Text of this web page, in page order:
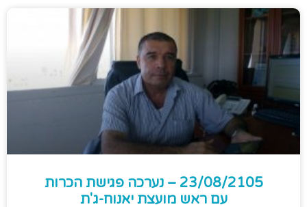
23/08/2105 – נערכה פגישת הכרות
עם ראש מועצת יאנוח-ג'ת